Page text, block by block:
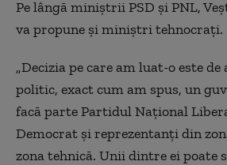
Pe lângă miniștrii PSD și PNL,
va propune și miniștri tehnocrați.
„Decizia pe care am luat-o este
politic, exact cum am spus, un
facă parte Partidul Naţional
Democrat şi reprezentanţi din
zona tehnică. Unii dintre ei poate